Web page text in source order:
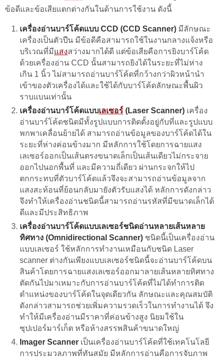
ข้อดีและข้อเสียแตกต่างกันในด้านการใช้งาน ดังนี้
เครื่องอ่านบาร์โค้ดแบบ CCD (CCD Scanner) มีลักษณะ
เครื่องเป็นตัวปืน มีข้อดีคือสามารถใช้ในงานกลางแจ้งหรือ
บริเวณที่มีแสงสว่างมากได้ดี แต่ข้อเสียคือการยิงบาร์โค้ด
ด้วยเครื่องอ่าน CCD นั้นสามารถยิงได้ในระยะที่ไม่ห่าง
เกิน 1 นิ้ว ไม่สามารถอ่านบาร์โค้ดที่กว้างกว่าผิวหน้านำ
เข้าของตัวเครื่องได้และใช้ได้กับบาร์โค้ดลักษณะพื้นผิว
ราบแบนเท่านั้น
เครื่องอ่านบาร์โค้ดแบบเลเซอร์ (Laser Scanner) เครื่อง
อ่านบาร์โค้ดชนิดมีทั้งรูปแบบการติดตั้งอยู่กับที่และรูปแบบ
พกพาเคลื่อนย้ายได้ สามารถอ่านข้อมูลของบาร์โค้ดได้ใน
ระยะที่ห่างค่อนข้างมาก มีหลักการใช้โดยการฉายแสง
เลเซอร์ออกเป็นเส้นตรงขนาดเล็กเป็นเส้นเดียวไม่กระจาย
ออกไปนอกพื้นที่ และมีความถี่เดียว ผ่านกระจกให้ไป
ตกกระทบที่ตัวบาร์โค้ดแล้วจึงจะสามารถอ่านข้อมูลจาก
แสงสะท้อนที่ย้อนกลับมายังตัวรับแสงได้ หลักการดังกล่าว
จึงทำให้เครื่องอ่านชนิดนี้สามารถอ่านรหัสที่มีขนาดเล็กได้
ดีและมีประสิทธิภาพ
เครื่องอ่านบาร์โค้ดแบบเลเซอร์ชนิดอ่านหลายเส้นหลาย
ทิศทาง (Omnidirectional Scanner) ชนิดนี้เป็นเครื่องอ่าน
แบบเลเซอร์ ใช้หลักการทำงานเหมือนกับชนิด Laser
scanner ต่างกันเพียงแบบเลเซอร์ชนิดนี้จะอ่านบาร์โค้ดบน
สินค้าโดยการฉายแสงเลเซอร์ออกมาลายเส้นหลายทิศทาง
ตัดกันไปมาเหมาะกับการอ่านบาร์โค้ดที่ไม่ได้ทำการติด
ตำแหน่งของบาร์โค้ดในจุดเดียวกัน ลักษณะและคุณสมบัติ
ดังกล่าวสามารถช่วยเพิ่มความรวดเร็วในการทำงานได้ จึง
ทำให้มีเครื่องอ่านมีราคาที่ค่อนข้างสูง นิยมใช้ใน
ซุปเปอร์มาร์เก็ต หรือห้างสรรพสินค้าขนาดใหญ่
Imager Scanner เป็นเครื่องอ่านบาร์โค้ดที่ใช้เทคโนโลยี
การประมวลภาพที่ทันสมัย มีหลักการอ่านคือการจับภาพ